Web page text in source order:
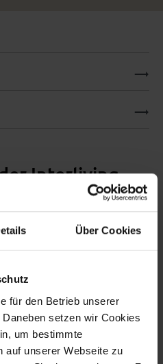
Über Cookies
für den Betrieb unserer
setzen wir Cookies
um bestimmte
auf unserer Webseite zu
Interliving
– Industrial
Note
der Interliving Leuchten
Industrie-Charme mit
Gestell aus
auf zweiverspiegelte